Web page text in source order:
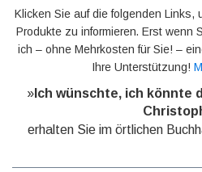
Klicken Sie auf die folgenden Links,
Produkte zu informieren. Erst wenn
ich – ohne Mehrkosten für Sie! –
Ihre Unterstützung!
» Ich wünschte, ich könnte
erhalten Sie im örtlichen